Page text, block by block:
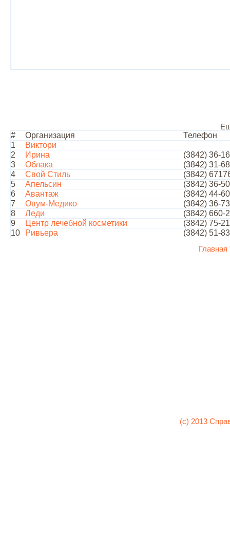
# Организация
Телефон
1
Виктори
2
Ирина
(3842) 36-
3
Облака
(3842) 31-
4
Свой Стиль
(3842)
5
Апельсин
(3842) 36-
6
Авантаж
(3842) 44-
7
Овум-Медико
(3842) 36-
8
Леди
(3842) 660-
9
Центр лечебной косметики
(3842) 75-
10
Ривьера (3842) 51-
Главная
(c) 2013